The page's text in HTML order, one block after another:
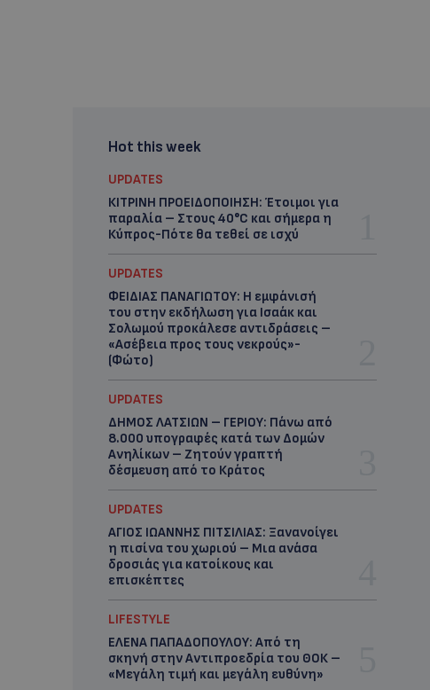
Hot this week
UPDATES
ΚΙΤΡΙΝΗ ΠΡΟΕΙΔΟΠΟΙΗΣΗ: Έτοιμοι για
παραλία – Στους 40°C και σήμερα η
Κύπρος-Πότε θα τεθεί σε ισχύ
UPDATES
ΦΕΙΔΙΑΣ ΠΑΝΑΓΙΩΤΟΥ: Η εμφάνισή
του στην εκδήλωση για Ισαάκ και
Σολωμού προκάλεσε αντιδράσεις –
«Ασέβεια προς τους νεκρούς»-
(Φώτο)
UPDATES
ΔΗΜΟΣ ΛΑΤΣΙΩΝ – ΓΕΡΙΟΥ: Πάνω από
8.000 υπογραφές κατά των Δομών
Ανηλίκων – Ζητούν γραπτή
δέσμευση από το Κράτος
UPDATES
ΑΓΙΟΣ ΙΩΑΝΝΗΣ ΠΙΤΣΙΛΙΑΣ: Ξανανοίγει
η πισίνα του χωριού – Μια ανάσα
δροσιάς για κατοίκους και
επισκέπτες
LIFESTYLE
ΕΛΕΝΑ ΠΑΠΑΔΟΠΟΥΛΟΥ: Από τη
σκηνή στην Αντιπροεδρία του ΘΟΚ –
«Μεγάλη τιμή και μεγάλη ευθύνη»